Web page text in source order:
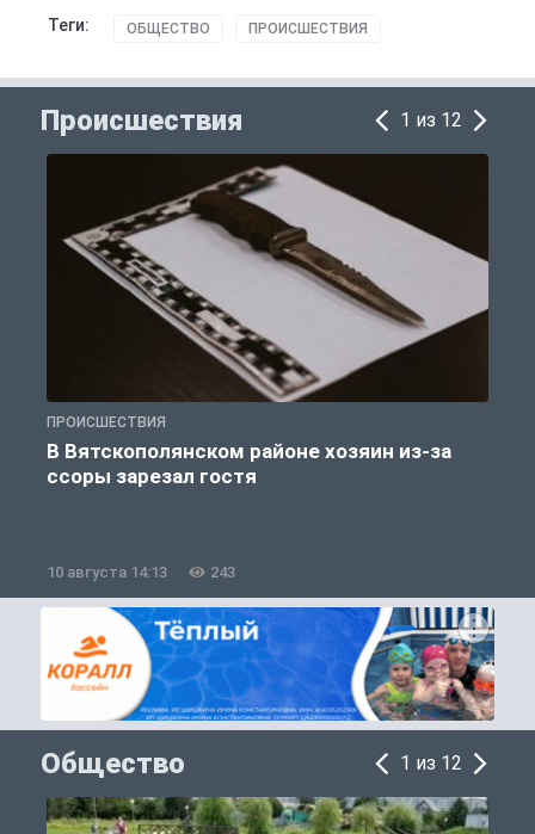
Теги: ОБЩЕСТВО ПРОИСШЕСТВИЯ
Происшествия 1 из 12
ПРОИСШЕСТВИЯ
В Вятскополянском районе хозяин из-за
ссоры зарезал гостя
10 августа 14:13 243
Общество 1 из 12